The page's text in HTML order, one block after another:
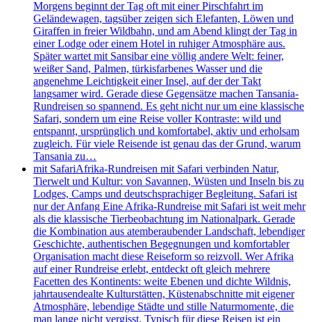
Morgens beginnt der Tag oft mit einer Pirschfahrt im
Geländewagen, tagsüber zeigen sich Elefanten, Löwen und
Giraffen in freier Wildbahn, und am Abend klingt der Tag in
einer Lodge oder einem Hotel in ruhiger Atmosphäre aus.
Später wartet mit Sansibar eine völlig andere Welt: feiner,
weißer Sand, Palmen, türkisfarbenes Wasser und die
angenehme Leichtigkeit einer Insel, auf der der Takt
langsamer wird. Gerade diese Gegensätze machen Tansania-
Rundreisen so spannend. Es geht nicht nur um eine klassische
Safari, sondern um eine Reise voller Kontraste: wild und
entspannt, ursprünglich und komfortabel, aktiv und erholsam
zugleich. Für viele Reisende ist genau das der Grund, warum
Tansania zu…
mit SafariAfrika-Rundreisen mit Safari verbinden Natur,
Tierwelt und Kultur: von Savannen, Wüsten und Inseln bis zu
Lodges, Camps und deutschsprachiger Begleitung. Safari ist
nur der Anfang Eine Afrika-Rundreise mit Safari ist weit mehr
als die klassische Tierbeobachtung im Nationalpark. Gerade
die Kombination aus atemberaubender Landschaft, lebendiger
Geschichte, authentischen Begegnungen und komfortabler
Organisation macht diese Reiseform so reizvoll. Wer Afrika
auf einer Rundreise erlebt, entdeckt oft gleich mehrere
Facetten des Kontinents: weite Ebenen und dichte Wildnis,
jahrtausendealte Kulturstätten, Küstenabschnitte mit eigener
Atmosphäre, lebendige Städte und stille Naturmomente, die
man lange nicht vergisst. Typisch für diese Reisen ist ein